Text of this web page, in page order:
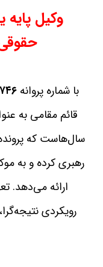
وکیل
با شماره پروانه
قائم‌ مقامی به
سال‌هاست که
رهبری کرده و به
ارائه می‌دهد.
رویکردی